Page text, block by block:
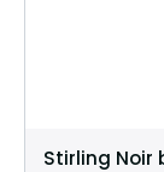
Stirling Noir